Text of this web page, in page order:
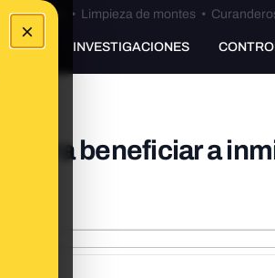
×
Bulos Ceuta • Limpieza de montes•
INVESTIGACIONES
para beneficiar a